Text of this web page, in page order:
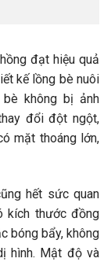
đạt hiệu quả
kế lồng bè nuôi
không bị ảnh
đổi đột ngột,
mặt thoáng lớn,
hết sức quan
kích thước đồng
bóng bẩy, không
hình. Mật độ và